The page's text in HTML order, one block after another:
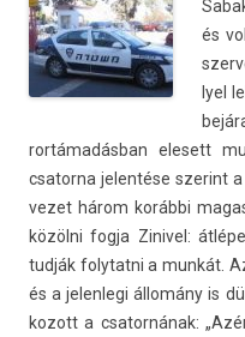
és
lyel
rortámadás­ban elesett
csator­na jelen­tése szerint
vezet három korábbi
közölni fogja Zinivel:
tudják folytat­ni a munkát.
és a jelen­legi állomány is
kozott a csator­nának: